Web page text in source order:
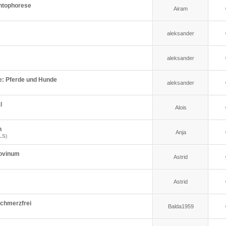
Airam
aleksander
aleksander
Pferde und Hunde aleksander
Alois
Anja
Astrid
Astrid
Balda1959